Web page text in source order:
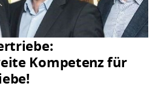
Kompetenz für